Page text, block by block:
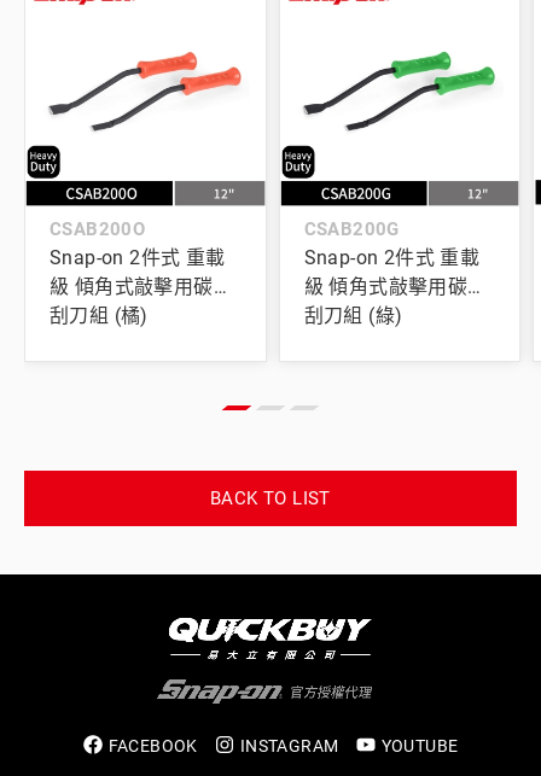
CSAB200O
Snap-on 2件式 重載
級 傾角式敲擊用碳鋼
刮刀組 (橘)
CSAB200G
Snap-on 2件式 重載
級 傾角式敲擊用碳鋼
刮刀組 (綠)
BACK TO LIST
FACEBOOK INSTAGRAM YOUTUBE